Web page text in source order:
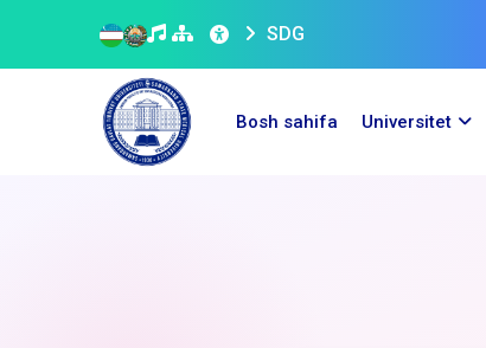
SDG
Bosh sahifa Universitet